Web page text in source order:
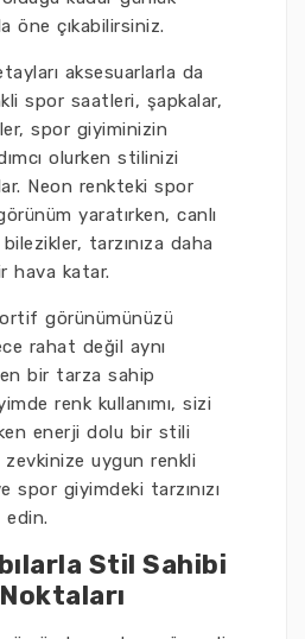
öne çıkabilirsiniz.
aksesuarlarla da
spor saatleri, şapkalar,
spor giyiminizin
olurken stilinizi
Neon renkteki spor
yaratırken, canlı
tarzınıza daha
hava katar.
görünümünüzü
rahat değil aynı
bir tarza sahip
renk kullanımı, sizi
enerji dolu bir stili
zevkinize uygun renkli
spor giyimdeki tarzınızı
edin.
Stil Sahibi